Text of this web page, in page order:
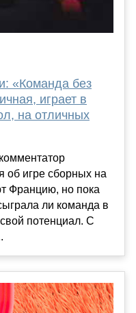
«Команда без
играет в
на отличных
об игре сборных на
Францию, но пока
ли команда в
потенциал. С